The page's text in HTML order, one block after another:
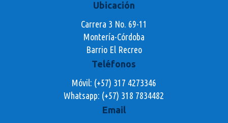
Ubicación
Carrera 3 No. 69-11
Montería-Córdoba
Barrio El Recreo
Teléfonos
Móvil: (+57) 317 4273346
Whatsapp: (+57) 318 7834482
Email